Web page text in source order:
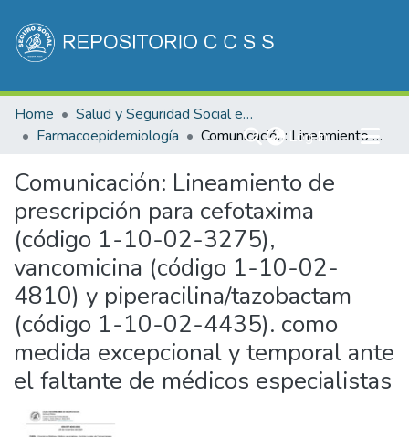
Log In(current)
Communities & Collections
All of DSpace
Home
Salud y Seguridad Social en Costa Rica
Farmacoepidemiología
Comunicación: Lineamiento de prescripción para cefotaxima (código 1-10-02-3275), vancomicina (código 1-10-02-4810) y piperacilina/tazobactam (código 1-10-02-4435). como medida excepcional y temporal ante el faltante de médicos especialistas
Comunicación: Lineamiento de
prescripción para cefotaxima
(código 1-10-02-3275),
vancomicina (código 1-10-02-
4810) y piperacilina/tazobactam
(código 1-10-02-4435). como
medida excepcional y temporal ante
el faltante de médicos especialistas